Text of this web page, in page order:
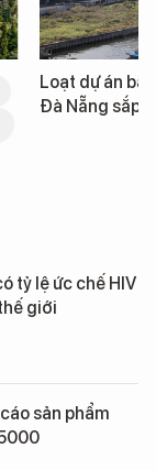
dự án bất động
Nẵng sắp bị kiểm
tỷ lệ ức chế HIV
giới
sản phẩm